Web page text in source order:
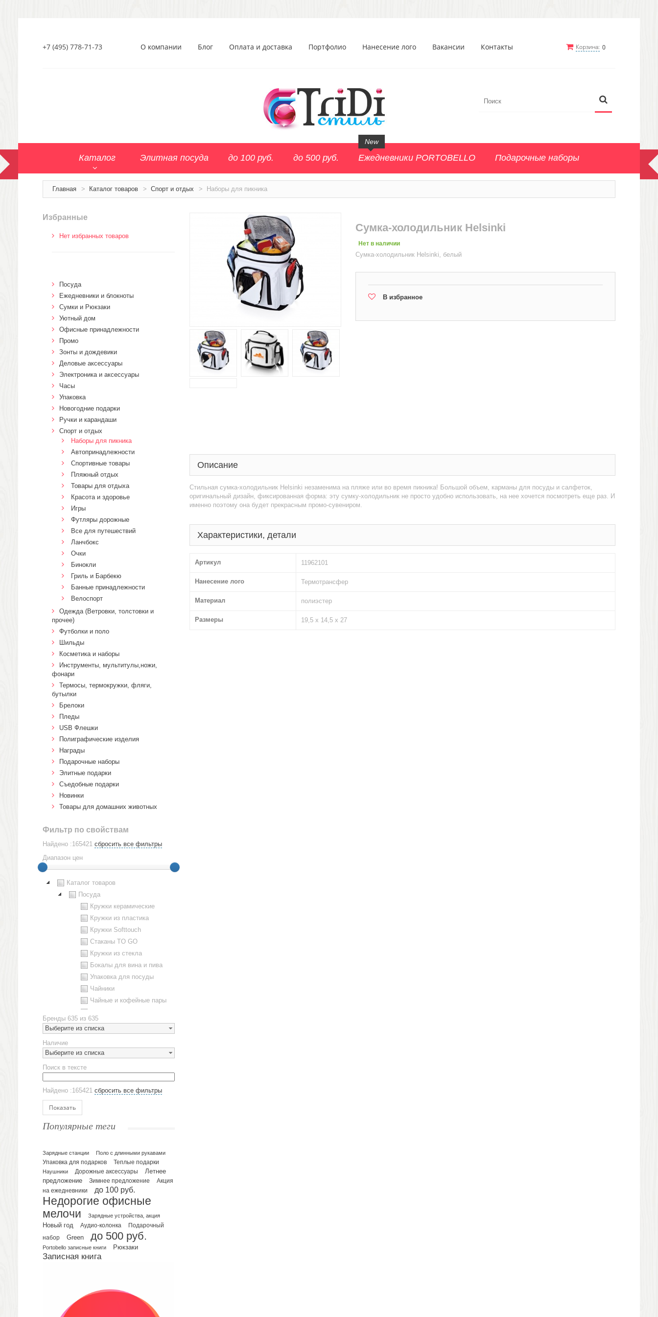
Корзина: 0
+7 (495) 778-71-73 О компании Блог Оплата и доставка Портфолио Нанесение лого Вакансии Контакты
Каталог Элитная посуда до 100 руб. до 500 руб. Ежедневники PORTOBELLO
New
Подарочные наборы
Главная > Каталог товаров > Спорт и отдых > Наборы для пикника
Сумка-холодильник Helsinki
Нет в наличии
Сумка-холодильник Helsinki, белый
В избранное
Описание
Стильная сумка-холодильник Helsinki незаменима на пляже или во время пикника! Большой объем, карманы для посуды и салфеток,
оригинальный дизайн, фиксированная форма: эту сумку-холодильник не просто удобно использовать, на нее хочется посмотреть еще раз. И
именно поэтому она будет прекрасным промо-сувениром.
Характеристики, детали
Артикул 11962101
Нанесение лого Термотрансфер
Материал полиэстер
Размеры 19,5 х 14,5 х 27
Избранные
Нет избранных товаров
Посуда
Ежедневники и блокноты
Сумки и Рюкзаки
Уютный дом
Офисные принадлежности
Промо
Зонты и дождевики
Деловые аксессуары
Электроника и аксессуары
Часы
Упаковка
Новогодние подарки
Ручки и карандаши
Спорт и отдых
Наборы для пикника
Автопринадлежности
Спортивные товары
Пляжный отдых
Товары для отдыха
Красота и здоровье
Игры
Футляры дорожные
Все для путешествий
Ланчбокс
Очки
Бинокли
Гриль и Барбекю
Банные принадлежности
Велоспорт
Одежда (Ветровки, толстовки и
прочее)
Футболки и поло
Шильды
Косметика и наборы
Инструменты, мультитулы,ножи,
фонари
Термосы, термокружки, фляги,
бутылки
Брелоки
Пледы
USB Флешки
Полиграфические изделия
Награды
Подарочные наборы
Элитные подарки
Cъедобные подарки
Новинки
Товары для домашних животных
Фильтр по свойствам
Найдено :165421 сбросить все фильтры
Диапазон цен
Каталог товаров
Посуда
Кружки керамические
Кружки из пластика
Кружки Softtouch
Стаканы TO GO
Кружки из стекла
Бокалы для вина и пива
Упаковка для посуды
Чайники
Чайные и кофейные пары
Наборы посуды
Предметы сервировки
Стаканы
Эко кружки
ЕВРОПОСУДА
Аксессуары
Ежедневники и блокноты
Датированные ежедневники
Планинги и телефонные книжки
Планинги датированные
Планинги недатированные
Телефонные книжки
Еженедельники
Органайзер на ежедневник
Сумки и Рюкзаки
Сумки для планшетов и ноутбуков
Рюкзаки
Конференц-сумки
Несессеры и косметички
Бренды 635 из 635
Выберите из списка
Наличие
Выберите из списка
Поиск в тексте
Найдено :165421 сбросить все фильтры
Показать
Популярные теги
Зарядные станции Поло с длинными рукавами
Упаковка для подарков
Теплые подарки
Наушники
Дорожные аксессуары
Летнее
предложение
Зимнее предложение
Акция
на ежедневники
до 100 руб.
Недорогие офисные
мелочи
Зарядные устройства, акция
Новый год Аудио-колонка
Подарочный
набор
Green до 500 руб.
Portobello записные книги Рюкзаки
Записная книга